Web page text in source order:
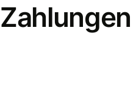
Zahlungen